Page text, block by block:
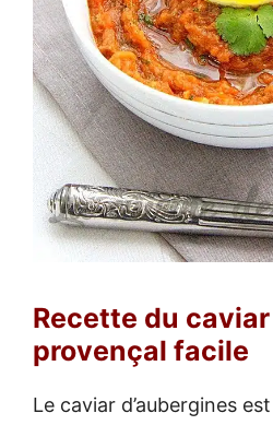
Recette du
provençal facile
Le caviar d’aubergines